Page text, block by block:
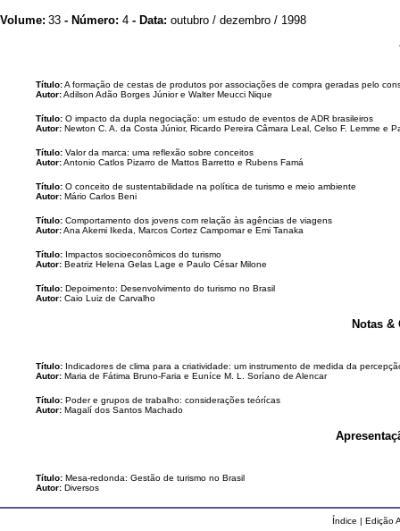
Volume: 33 - Número: 4 - Data: outubro / dezembro / 1998
Título:A formação de cestas de produtos por associações de compra geradas pelo
Autor:Adilson Adão Borges Júnior e Walter Meucci Nique
Título: O impacto da dupla negociação: um estudo de eventos de ADR brasileiros
Autor: Newton C. A. da Costa Júnior, Ricardo Pereira Câmara Leal, Celso F. Lemme e
Título: Valor da marca: uma reflexão sobre conceitos
Autor:Antonio Catlos Pizarro de Mattos Barretto e Rubens Famá
Título: O conceito de sustentabilidade na política de turismo e meio ambiente
Autor: Mário Carlos Beni
Título: Comportamento dos jovens com relação às agências de viagens
Autor:Ana Akemi Ikeda, Marcos Cortez Campomar e Emi Tanaka
Título: Impactos socioeconômicos do turismo
Autor: Beatriz Helena Gelas Lage e Paulo César Milone
Título: Depoimento: Desenvolvimento do turismo no Brasil
Autor: Caio Luiz de Carvalho
Notas &
Título: Indicadores de clima para a criatividade: um instrumento de medida da
Autor: Maria de Fátima Bruno-Faria e Euníce M. L. Soríano de Alencar
Título: Poder e grupos de trabalho: considerações teórícas
Autor: Magalí dos Santos Machado
Título: Mesa-redonda: Gestão de turismo no Brasil
Autor: Diversos
Índice | Edição